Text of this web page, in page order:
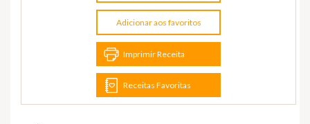
Adicionar aos favoritos
Imprimir Receita
Receitas Favoritas